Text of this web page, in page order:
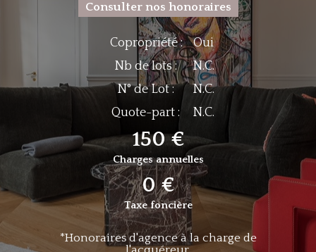
*Honoraires d'agence à la charge de
Consulter nos honoraires
Copropriété : Oui
Nb de lots :
N.C.
N° de Lot :
N.C.
Quote-part :
N.C.
150 €
Charges annuelles
0 €
Taxe foncière